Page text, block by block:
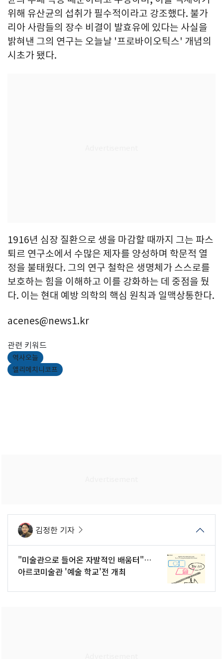
위해 유산균의 섭취가 필수적이라고 강조했다. 불가
리아 사람들의 장수 비결이 발효유에 있다는 사실을
밝혀낸 그의 연구는 오늘날 '프로바이오틱스' 개념의
시초가 됐다.
1916년 심장 질환으로 생을 마감할 때까지 그는 파스
퇴르 연구소에서 수많은 제자를 양성하며 학문적 열
정을 불태웠다. 그의 연구 철학은 생명체가 스스로를
보호하는 힘을 이해하고 이를 강화하는 데 중점을 뒀
다. 이는 현대 예방 의학의 핵심 원칙과 일맥상통한다.
acenes@news1.kr
관련 키워드
역사오늘
엘리메치니코프
김정한 기자
"미술관으로 들어온 자발적인 배움터"…
아르코미술관 '예술 학교'전 개최